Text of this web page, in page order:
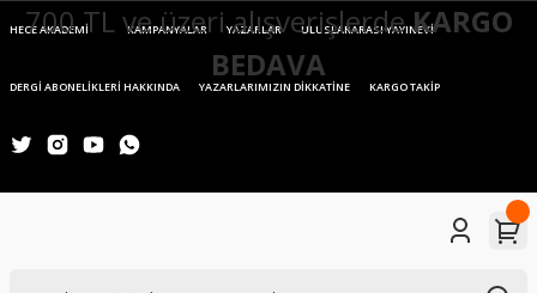
HECE AKADEMİ KAMPANYALAR YAZARLAR ULUSLARARASI YAYINEVİ
DERGİ ABONELİKLERİ HAKKINDA YAZARLARIMIZIN DİKKATİNE KARGO TAKİP
700 TL ve üzeri alışverişlerdeKARGO
BEDAVA